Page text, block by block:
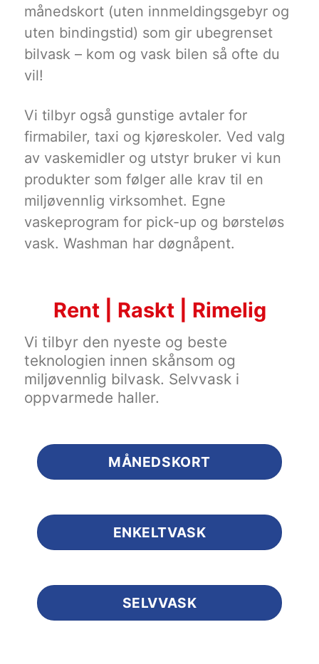
månedskort (uten innmeldingsgebyr og
uten bindingstid) som gir ubegrenset
bilvask – kom og vask bilen så ofte du
vil!
Vi tilbyr også gunstige avtaler for
firmabiler, taxi og kjøreskoler. Ved valg
av vaskemidler og utstyr bruker vi kun
produkter som følger alle krav til en
miljøvennlig virksomhet. Egne
vaskeprogram for pick-up og børsteløs
vask. Washman har døgnåpent.
Rent | Raskt | Rimelig
Vi tilbyr den nyeste og beste
teknologien innen skånsom og
miljøvennlig bilvask. Selvvask i
oppvarmede haller.
MÅNEDSKORT
ENKELTVASK
SELVVASK